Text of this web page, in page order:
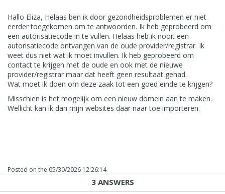
Hallo Eliza, Helaas ben ik door gezondheidsproblemen er niet
eerder toegekomen om te antwoorden. Ik heb geprobeerd om
een autorisatiecode in te vullen. Helaas heb ik nooit een
autorisatiecode ontvangen van de oude provider/registrar. Ik
weet dus niet wat ik moet invullen. Ik heb geprobeerd om
contact te krijgen met de oude en ook met de nieuwe
provider/registrar maar dat heeft geen resultaat gehad.
Wat moet ik doen om deze zaak tot een goed einde te krijgen?
Misschien is het mogelijk om een nieuw domein aan te maken.
Wellicht kan ik dan mijn websites daar naar toe importeren.
Posted on the 05/30/2026 12:26:14
3 ANSWERS